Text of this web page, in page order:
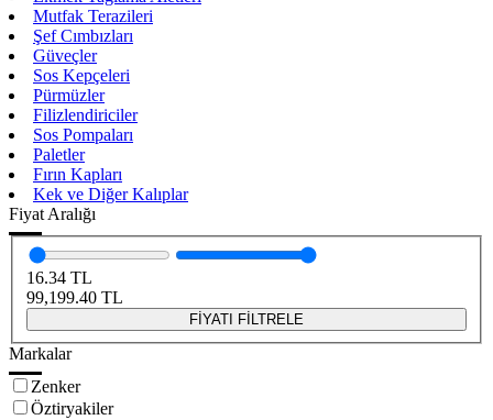
Mutfak Terazileri
Şef Cımbızları
Güveçler
Sos Kepçeleri
Pürmüzler
Filizlendiriciler
Sos Pompaları
Paletler
Fırın Kapları
Kek ve Diğer Kalıplar
Fiyat Aralığı
16.34 TL
99,199.40 TL
FİYATI FİLTRELE
Markalar
Zenker
Öztiryakiler